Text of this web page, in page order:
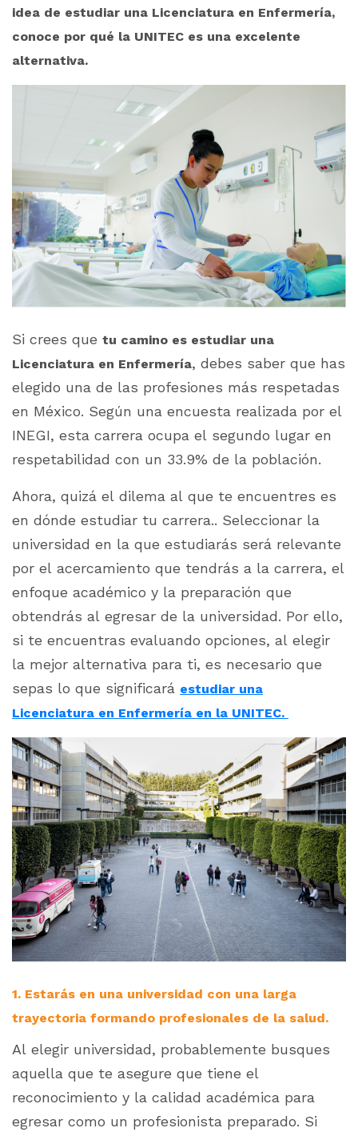
idea de estudiar una Licenciatura en Enfermería,
conoce por qué la UNITEC es una excelente
alternativa.
Si crees que tu camino es estudiar una
Licenciatura en Enfermería, debes saber que has
elegido una de las profesiones más respetadas
en México. Según una encuesta realizada por el
INEGI, esta carrera ocupa el segundo lugar en
respetabilidad con un 33.9% de la población.
Ahora, quizá el dilema al que te encuentres es
en dónde estudiar tu carrera.. Seleccionar la
universidad en la que estudiarás será relevante
por el acercamiento que tendrás a la carrera, el
enfoque académico y la preparación que
obtendrás al egresar de la universidad. Por ello,
si te encuentras evaluando opciones, al elegir
la mejor alternativa para ti, es necesario que
sepas lo que significará estudiar una
Licenciatura en Enfermería en la UNITEC.
1. Estarás en una universidad con una larga
trayectoria formando profesionales de la salud.
Al elegir universidad, probablemente busques
aquella que te asegure que tiene el
reconocimiento y la calidad académica para
egresar como un profesionista preparado. Si